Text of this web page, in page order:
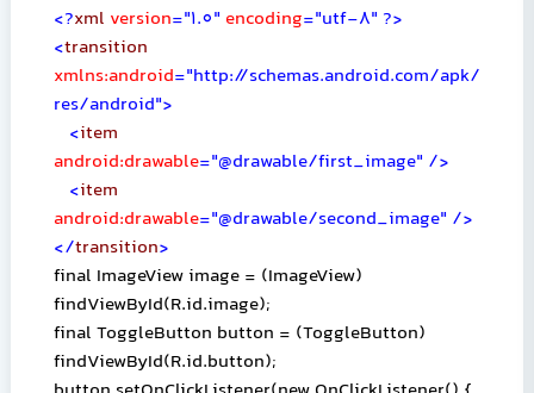
<?xml version="1.0" encoding="utf-8" ?>
<transition
xmlns:android="http://schemas.android.com/apk/
res/android">
<item
android:drawable="@drawable/first_image" />
<item
android:drawable="@drawable/second_image" />
</transition>
final ImageView image = (ImageView)
findViewById(R.id.image);
final ToggleButton button = (ToggleButton)
findViewById(R.id.button);